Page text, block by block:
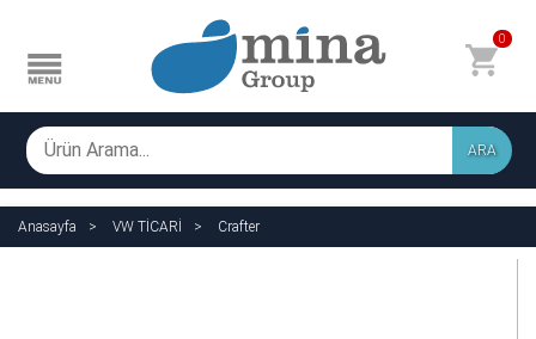
0
ARA
Anasayfa VW TİCARİ Crafter